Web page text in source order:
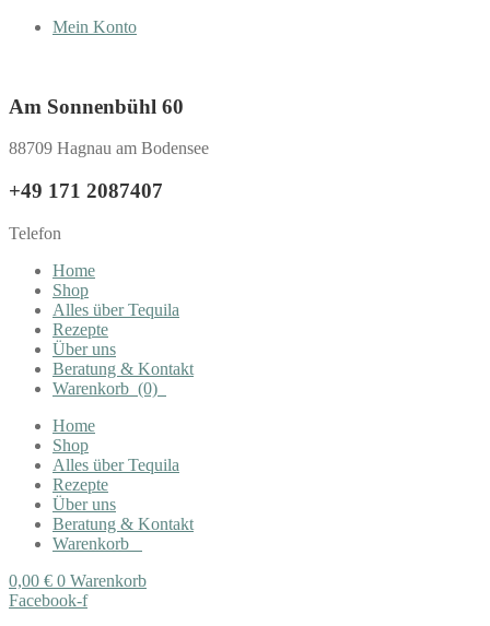
Mein Konto
Am Sonnenbühl 60
88709 Hagnau am Bodensee
+49 171 2087407
Telefon
Home
Shop
Alles über Tequila
Rezepte
Über uns
Beratung & Kontakt
Warenkorb (0)
Home
Shop
Alles über Tequila
Rezepte
Über uns
Beratung & Kontakt
Warenkorb
0,00 € 0 Warenkorb
Facebook-f